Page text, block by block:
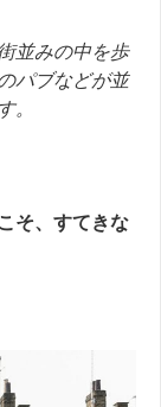
並みの中を歩
パブなどが並
、すてきな